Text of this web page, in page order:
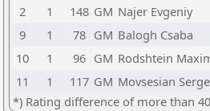
2
1 148 GM Najer Evgeniy
9
1 78 GM Balogh Csaba
10
1 96 GM Rodshtein
11
1 117 GM Movsesian
*) Rating difference of more than